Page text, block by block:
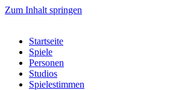
Zum Inhalt springen
Startseite
Spiele
Personen
Studios
Spielestimmen